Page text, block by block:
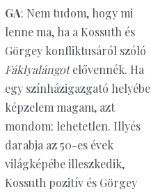
GA: Nem tudom, hogy mi
lenne ma, ha a Kossuth és
Görgey konfliktusáról szóló
Fáklyalángotelővennék. Ha
egy színházigazgató helyébe
képzelem magam, azt
mondom: lehetetlen. Illyés
darabja az 50-es évek
világképébe illeszkedik,
Kossuth pozitív és Görgey